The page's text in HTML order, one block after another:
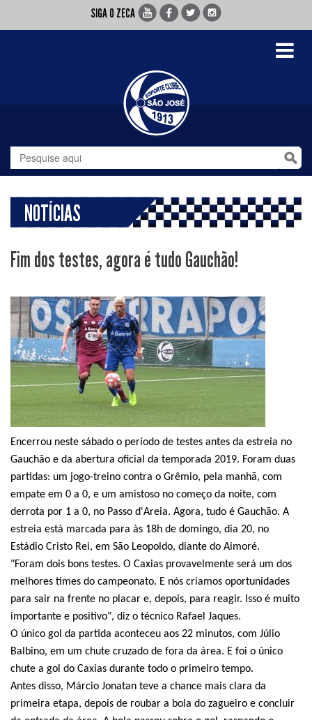
SIGA O ZECA
Toggle
NOTÍCIAS
Fim dos testes, agora é tudo Gauchão!
Encerrou neste sábado o período de testes antes da estreia no
Gauchão e da abertura oficial da temporada 2019. Foram duas
partidas: um jogo-treino contra o Grêmio, pela manhã, com
empate em 0 a 0, e um amistoso no começo da noite, com
derrota por 1 a 0, no Passo d'Areia. Agora, tudo é Gauchão. A
estreia está marcada para às 18h de domingo, dia 20, no
Estádio Cristo Rei, em São Leopoldo, diante do Aimoré.
"Foram dois bons testes. O Caxias provavelmente será um dos
melhores times do campeonato. E nós criamos oportunidades
para sair na frente no placar e, depois, para reagir. Isso é muito
importante e positivo", diz o técnico Rafael Jaques.
O único gol da partida aconteceu aos 22 minutos, com Júlio
Balbino, em um chute cruzado de fora da área. E foi o único
chute a gol do Caxias durante todo o primeiro tempo.
Antes disso, Márcio Jonatan teve a chance mais clara da
primeira etapa, depois de roubar a bola do zagueiro e concluir